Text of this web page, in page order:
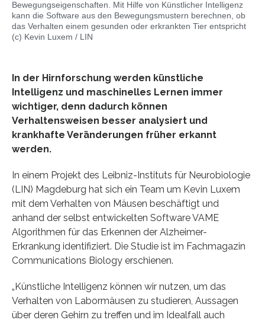
Bewegungseigenschaften. Mit Hilfe von Künstlicher Intelligenz
kann die Software aus den Bewegungsmustern berechnen, ob
das Verhalten einem gesunden oder erkrankten Tier entspricht
(c) Kevin Luxem / LIN
In der Hirnforschung werden künstliche
Intelligenz und maschinelles Lernen immer
wichtiger, denn dadurch können
Verhaltensweisen besser analysiert und
krankhafte Veränderungen früher erkannt
werden.
In einem Projekt des Leibniz-Instituts für Neurobiologie
(LIN) Magdeburg hat sich ein Team um Kevin Luxem
mit dem Verhalten von Mäusen beschäftigt und
anhand der selbst entwickelten Software VAME
Algorithmen für das Erkennen der Alzheimer-
Erkrankung identifiziert. Die Studie ist im Fachmagazin
Communications Biology erschienen.
„Künstliche Intelligenz können wir nutzen, um das
Verhalten von Labormäusen zu studieren, Aussagen
über deren Gehirn zu treffen und im Idealfall auch